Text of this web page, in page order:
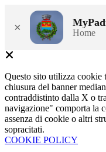
× Home
Questo sito utilizza cookie
chiusura del banner
contraddistinto dalla X o
navigazione" comporta la
assenza di cookie o altri
sopracitati.
COOKIE POLICY